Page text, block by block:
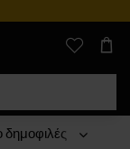
Eau De Toilette -
δημοφιλές